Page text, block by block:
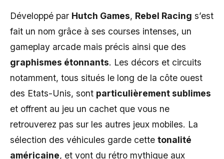
Développé par Hutch Games, Rebel Racing s’est
fait un nom grâce à ses courses intenses, un
gameplay arcade mais précis ainsi que des
graphismes étonnants. Les décors et circuits
notamment, tous situés le long de la côte ouest
des Etats-Unis, sont particulièrement sublimes
et offrent au jeu un cachet que vous ne
retrouverez pas sur les autres jeux mobiles. La
sélection des véhicules garde cette tonalité
américaine, et vont du rétro mythique aux